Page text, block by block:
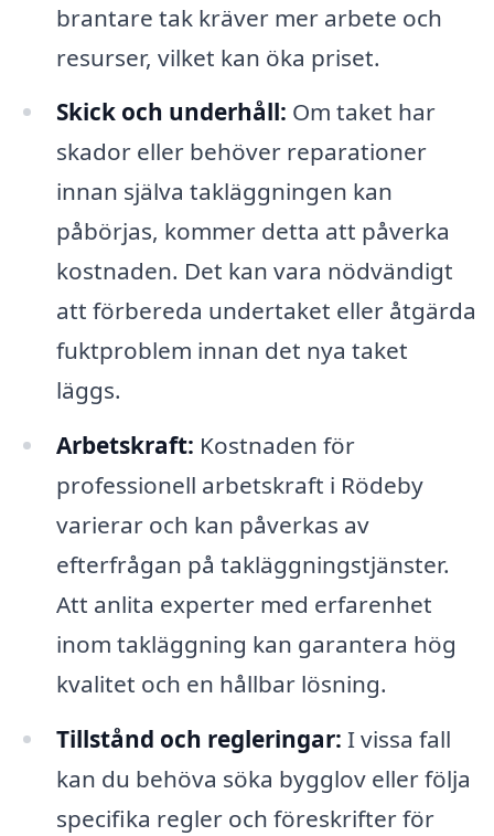
brantare tak kräver mer arbete och
resurser, vilket kan öka priset.
Skick och underhåll: Om taket har
skador eller behöver reparationer
innan själva takläggningen kan
påbörjas, kommer detta att påverka
kostnaden. Det kan vara nödvändigt
att förbereda undertaket eller åtgärda
fuktproblem innan det nya taket
läggs.
Arbetskraft: Kostnaden för
professionell arbetskraft i Rödeby
varierar och kan påverkas av
efterfrågan på takläggningstjänster.
Att anlita experter med erfarenhet
inom takläggning kan garantera hög
kvalitet och en hållbar lösning.
Tillstånd och regleringar: I vissa fall
kan du behöva söka bygglov eller följa
specifika regler och föreskrifter för